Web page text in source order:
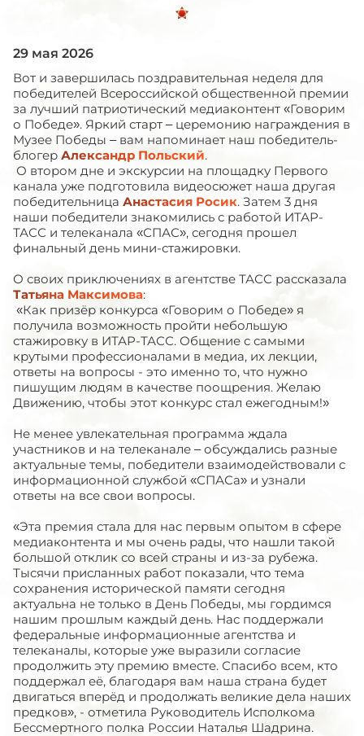
29 мая 2026
Вот и завершилась поздравительная неделя для
победителей Всероссийской общественной премии
за лучший патриотический медиаконтент «Говорим
о Победе». Яркий старт – церемонию награждения в
Музее Победы – вам напоминает наш победитель-
блогер Александр Польский.
О втором дне и экскурсии на площадку Первого
канала уже подготовила видеосюжет наша другая
победительница Анастасия Росик. Затем 3 дня
наши победители знакомились с работой ИТАР-
ТАСС и телеканала «СПАС», сегодня прошел
финальный день мини-стажировки.
О своих приключениях в агентстве ТАСС рассказала
Татьяна Максимова:
«Как призёр конкурса «Говорим о Победе» я
получила возможность пройти небольшую
стажировку в ИТАР-ТАСС. Общение с самыми
крутыми профессионалами в медиа, их лекции,
ответы на вопросы - это именно то, что нужно
пишущим людям в качестве поощрения. Желаю
Движению, чтобы этот конкурс стал ежегодным!»
Не менее увлекательная программа ждала
участников и на телеканале – обсуждались разные
актуальные темы, победители взаимодействовали с
информационной службой «СПАСа» и узнали
ответы на все свои вопросы.
«Эта премия стала для нас первым опытом в сфере
медиаконтента и мы очень рады, что нашли такой
большой отклик со всей страны и из-за рубежа.
Тысячи присланных работ показали, что тема
сохранения исторической памяти сегодня
актуальна не только в День Победы, мы гордимся
нашим прошлым каждый день. Нас поддержали
федеральные информационные агентства и
телеканалы, которые уже выразили согласие
продолжить эту премию вместе. Спасибо всем, кто
поддержал её, благодаря вам наша страна будет
двигаться вперёд и продолжать великие дела наших
предков», - отметила Руководитель Исполкома
Бессмертного полка России Наталья Шадрина.